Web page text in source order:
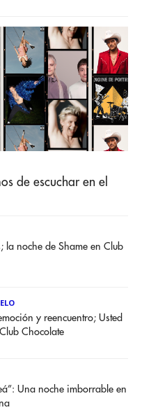
de escuchar en el
la noche de Shame en Club
y reencuentro; Usted
Chocolate
Una noche imborrable en